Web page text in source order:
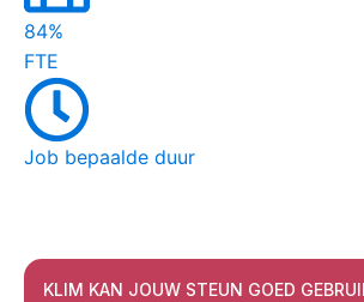
84%
FTE
Job bepaalde duur
KLIM KAN JOUW STEUN GOED